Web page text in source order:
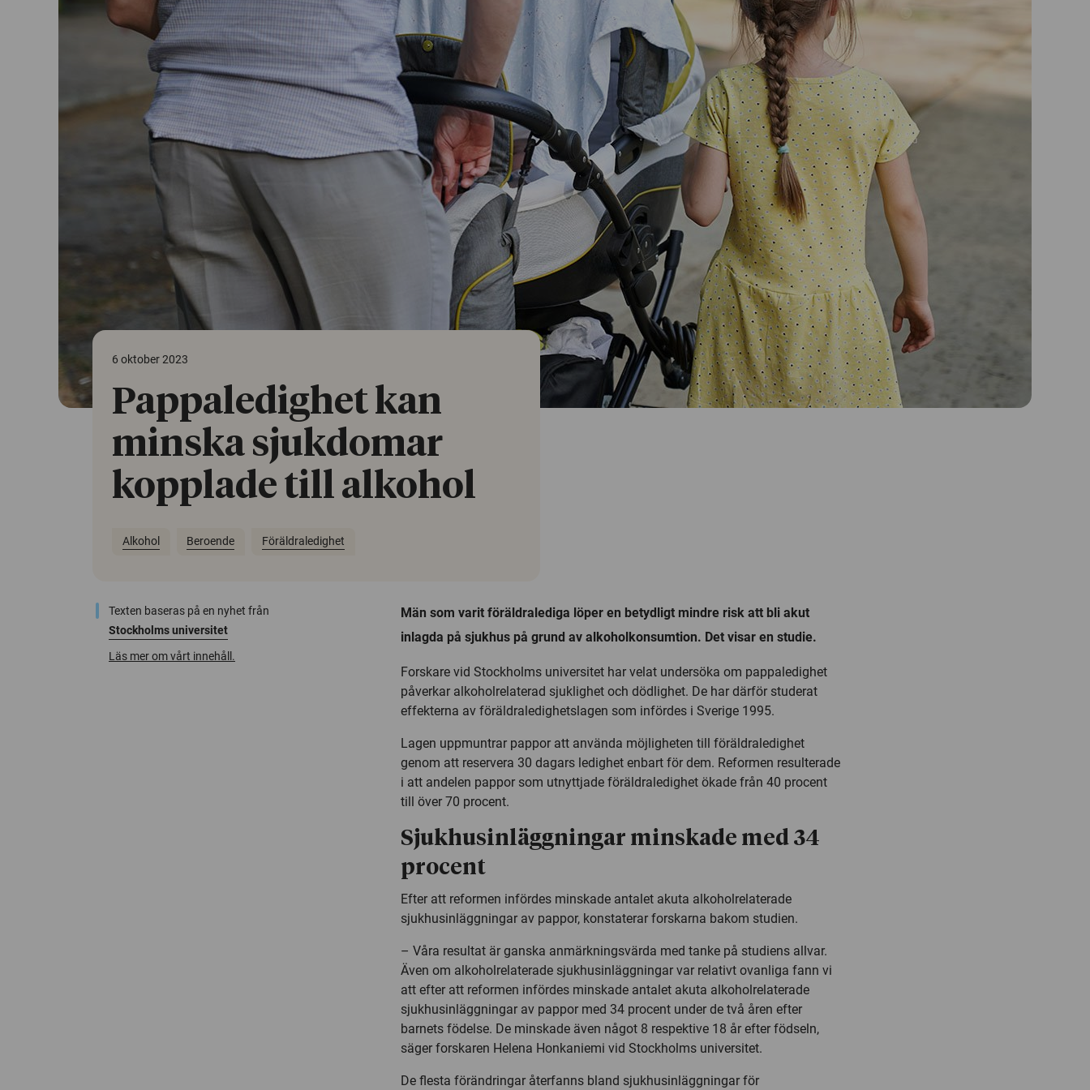
6 oktober 2023
Pappaledighet kan
minska sjukdomar
kopplade till alkohol
Alkohol Beroende Föräldraledighet
Texten baseras på en nyhet från
Stockholms universitet
Läs mer om vårt innehåll.
Män som varit föräldralediga löper en betydligt mindre risk att bli akut
inlagda på sjukhus på grund av alkoholkonsumtion. Det visar en studie.
Forskare vid Stockholms universitet har velat undersöka om pappaledighet
påverkar alkoholrelaterad sjuklighet och dödlighet. De har därför studerat
effekterna av föräldraledighetslagen som infördes i Sverige 1995.
Lagen uppmuntrar pappor att använda möjligheten till föräldraledighet
genom att reservera 30 dagars ledighet enbart för dem. Reformen resulterade
i att andelen pappor som utnyttjade föräldraledighet ökade från 40 procent
till över 70 procent.
Sjukhusinläggningar minskade med 34
procent
Efter att reformen infördes minskade antalet akuta alkoholrelaterade
sjukhusinläggningar av pappor, konstaterar forskarna bakom studien.
– Våra resultat är ganska anmärkningsvärda med tanke på studiens allvar.
Även om alkoholrelaterade sjukhusinläggningar var relativt ovanliga fann vi
att efter att reformen infördes minskade antalet akuta alkoholrelaterade
sjukhusinläggningar av pappor med 34 procent under de två åren efter
barnets födelse. De minskade även något 8 respektive 18 år efter födseln,
säger forskaren Helena Honkaniemi vid Stockholms universitet.
De flesta förändringar återfanns bland sjukhusinläggningar för